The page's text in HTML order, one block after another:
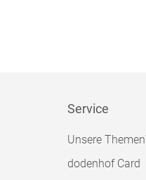
Service
Unsere
dodenhof Card